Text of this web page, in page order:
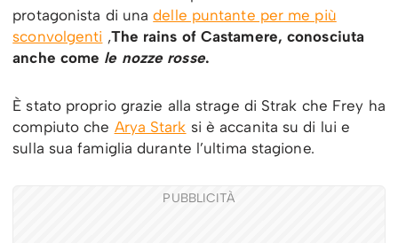
protagonista di unadelle puntante per me più
sconvolgenti ,The rains of Castamere, conosciuta
anche come le nozze rosse.
È stato proprio grazie alla strage di Strak che Frey ha
compiuto che Arya Stark si è accanita su di lui e
sulla sua famiglia durante l’ultima stagione.
PUBBLICITÀ